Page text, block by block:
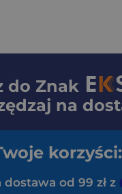
do Znak
na
korzyści:
od 99 zł z